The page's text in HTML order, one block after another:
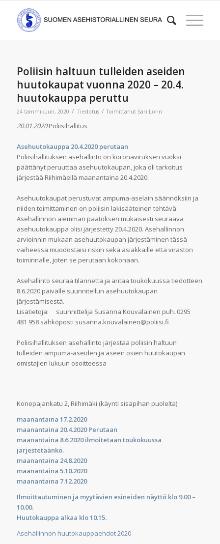
Poliisin haltuun tulleiden aseiden
huutokaupat vuonna 2020 – 20.4.
huutokauppa peruttu
24 tammikuun, 2020 / Tiedotus / Toimittanut Sari Lönn
20.01.2020Poliisihallitus
Asehuutokauppa 20.4.2020 perutaan
Poliisihallituksen asehallinto on koronaviruksen vuoksi
päättänyt peruuttaa asehuutokaupan, joka oli tarkoitus
järjestää Riihimäellä maanantaina 20.4.2020.
Asehuutokaupat perustuvat ampuma-aselain säännöksiin ja
niiden toimittaminen on poliisin lakisääteinen tehtävä.
Asehallinnon aiemman päätöksen mukaisesti seuraava
asehuutokauppa olisi järjestetty 20.4.2020. Asehallinnon
arvioinnin mukaan asehuutokaupan järjestäminen tässä
vaiheessa muodostaisi riskin sekä asiakkaille että viraston
toiminnalle, joten se perutaan kokonaan.
Asehallinto seuraa tilannetta ja antaa toukokuussa tiedotteen
8.6.2020 päivälle suunnitellun asehuutokaupan
järjestämisestä.
Lisätietoja: suunnittelija Susanna Kouvalainen puh. 0295
481 958 sähköposti susanna.kouvalainen@poliisi.fi
Poliisihallituksen asehallinto järjestää poliisin haltuun
tulleiden ampuma-aseiden ja aseen osien huutokaupan
omistajien lukuun osoitteessa
Konepajankatu 2, Riihimäki (käynti sisäpihan puolelta)
maanantaina 17.2.2020
maanantaina 20.4.2020 Perutaan
maanantaina 8.6.2020 ilmoitetaan toukokuussa
järjestetäänkö.
maanantaina 24.8.2020
maanantaina 5.10.2020
maanantaina 7.12.2020
Ilmoittautuminen ja myytävien esineiden näyttö klo 9.00 –
10.00.
Huutokauppa alkaa klo 10.15.
Asehallinnon huutokauppaehdot 2020